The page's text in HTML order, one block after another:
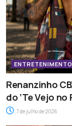
ENTRETENIMENTO
Renanzinho
do ‘Te Vejo no
7 de julho de 2026